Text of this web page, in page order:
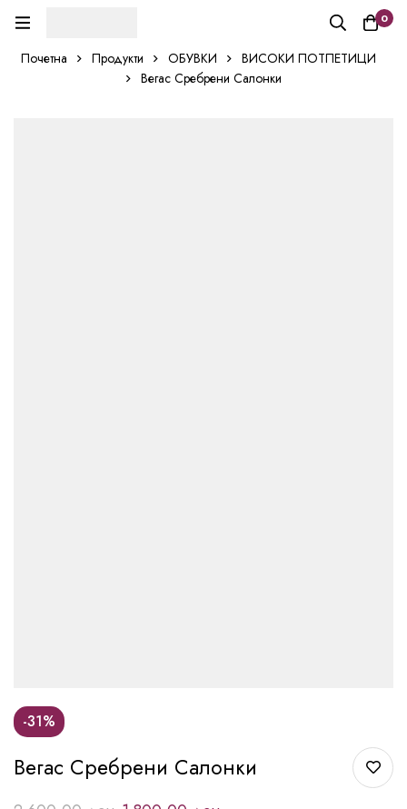
0
Почетна Продукти ОБУВКИ
ВИСОКИ ПОТПЕТИЦИ
Вегас Сребрени Салонки
-31%
Вегас Сребрени Салонки